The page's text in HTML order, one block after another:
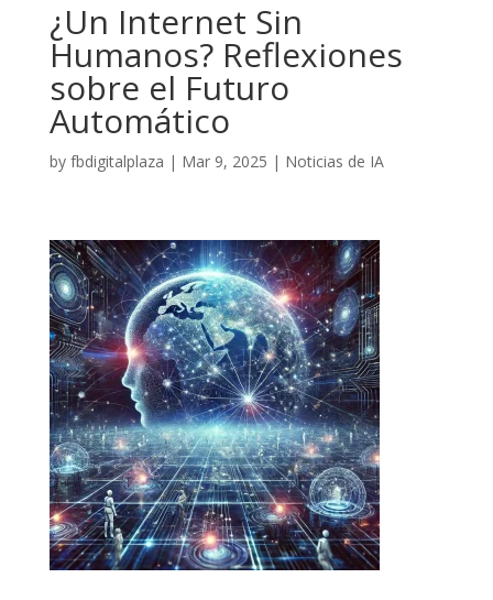
¿Un Internet Sin
Humanos? Reflexiones
sobre el Futuro
Automático
by fbdigitalplaza | Mar 9, 2025 | Noticias de IA